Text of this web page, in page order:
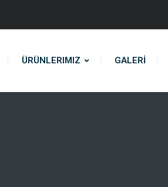
ÜRÜNLERIMIZ GALERİ